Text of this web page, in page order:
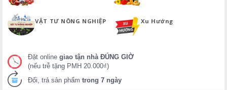
VẬT TƯ NÔNG NGHIỆP Xu Hướng
Đặt online giao tận nhà ĐÚNG GIỜ
(nếu trễ tặng PMH 20.000₫)
Đổi, trả sản phẩm trong 7 ngày